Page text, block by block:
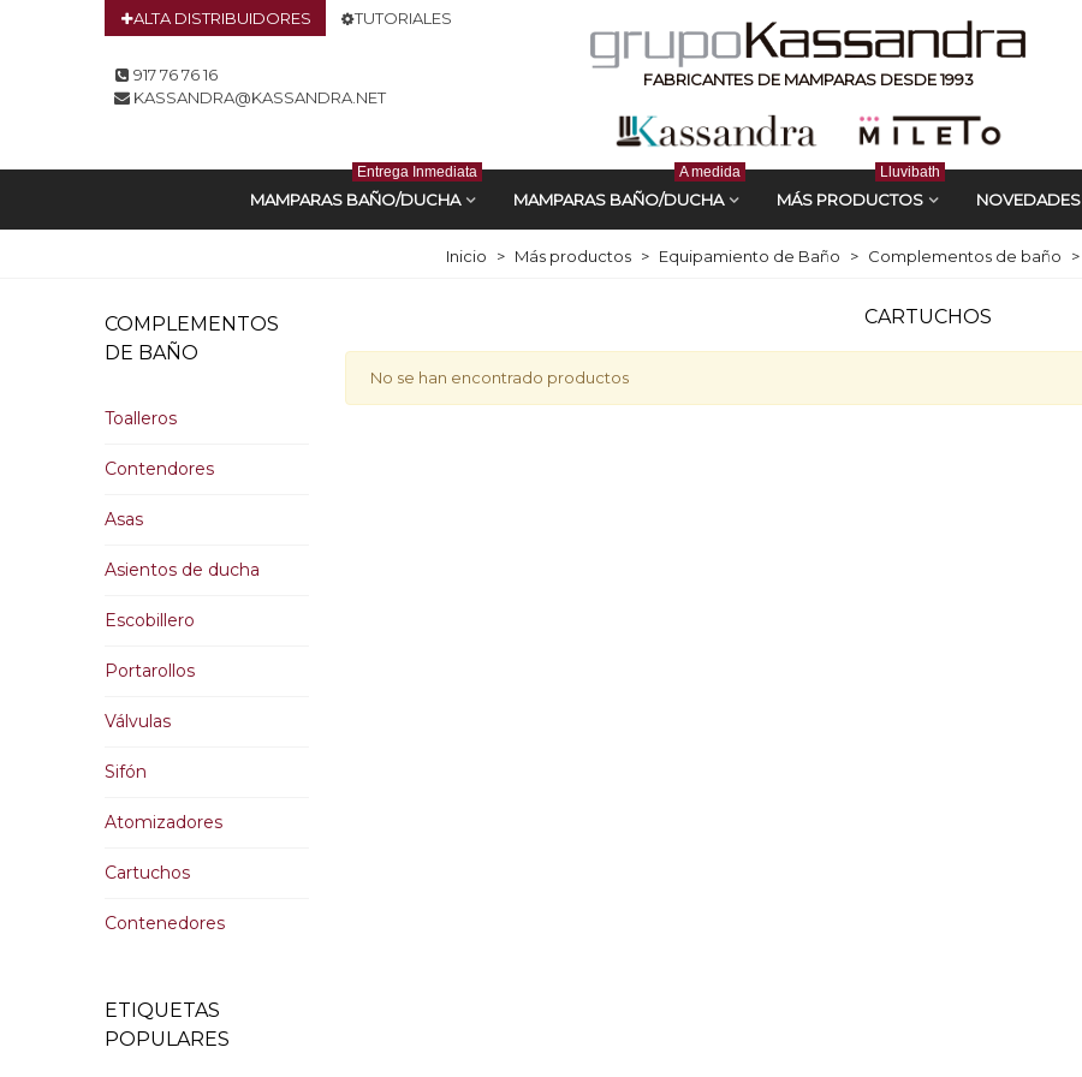
ALTA DISTRIBUIDORES TUTORIALES
917 76 76 16
KASSANDRA@KASSANDRA.NET
FABRICANTES DE MAMPARAS DESDE 1993
MAMPARAS BAÑO/DUCHA
Entrega Inmediata
MAMPARAS BAÑO/DUCHA
A medida
MÁS PRODUCTOS
Lluvibath
NOVEDADES
Inicio > Más productos > Equipamiento de Baño > Complementos de baño >
COMPLEMENTOS
DE BAÑO
Toalleros
Contendores
Asas
Asientos de ducha
Escobillero
Portarollos
Válvulas
Sifón
Atomizadores
Cartuchos
Contenedores
ETIQUETAS
POPULARES
CARTUCHOS
No se han encontrado productos